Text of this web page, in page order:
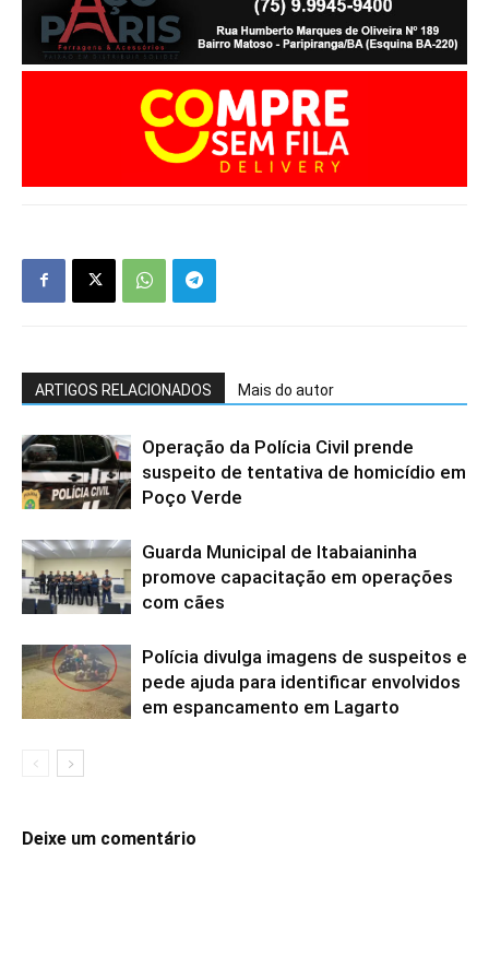
ARTIGOS RELACIONADOS Mais do autor
Operação da Polícia Civil prende
suspeito de tentativa de homicídio em
Poço Verde
Guarda Municipal de Itabaianinha
promove capacitação em operações
com cães
Polícia divulga imagens de suspeitos e
pede ajuda para identificar envolvidos
em espancamento em Lagarto
Deixe um comentário